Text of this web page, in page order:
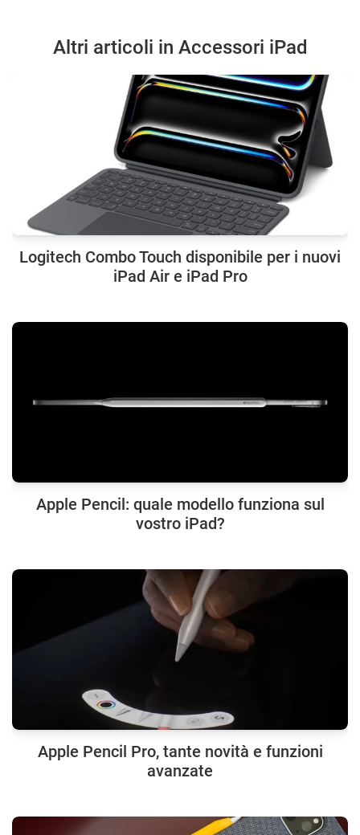
Altri articoli in Accessori iPad
Logitech Combo Touch disponibile per i nuovi
iPad Air e iPad Pro
Apple Pencil: quale modello funziona sul
vostro iPad?
Apple Pencil Pro, tante novità e funzioni
avanzate